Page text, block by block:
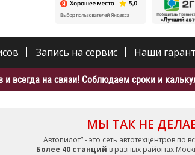
Запись на сервис Наши
и всегда на связи! Соблюдаем сроки и
МЫ ТАК НЕ
Автопилот” - это сеть автотехцентров по
Более 40 станций в разных районах